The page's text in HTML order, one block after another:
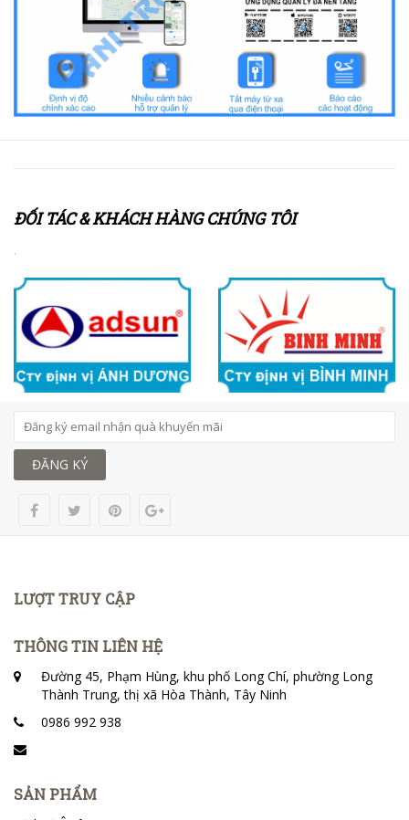
ĐỐI TÁC & KHÁCH HÀNG CHÚNG TÔI
.
ĐĂNG KÝ
LƯỢT TRUY CẬP
THÔNG TIN LIÊN HỆ
Đường 45, Phạm Hùng, khu phố Long Chí, phường Long
Thành Trung, thị xã Hòa Thành, Tây Ninh
0986 992 938
SẢN PHẨM